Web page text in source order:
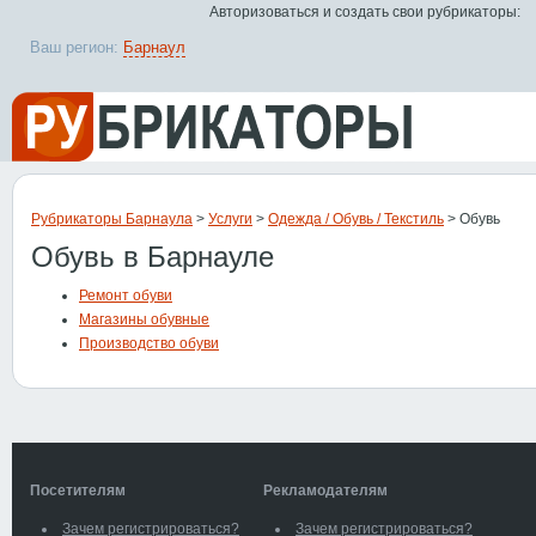
Рубрикаторы Барнаула > Услуги > Одежда / Обувь / Текстиль > Обувь
Обувь в Барнауле
Ремонт обуви
Магазины обувные
Производство обуви
Посетителям
Зачем регистрироваться?
Рекламодателям
Зачем регистрироваться?
Ваш регион: Барнаул
Авторизоваться и создать свои рубрикаторы: